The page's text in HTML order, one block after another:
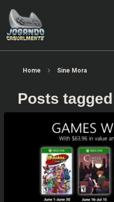
Home Sine Mora
Posts